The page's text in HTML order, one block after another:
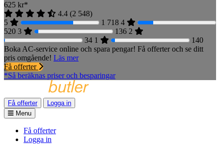
625 kr*
4.4 (2 548)
5
1 718 4
520 3 136 2
34 1
140
Boka AC-service online och spara pengar! Få offerter och se ditt
pris omgående! Läs mer
Få offerter
*Så beräknas priser och besparingar
Få offerter
Logga in
Menu
Få offerter
Logga in